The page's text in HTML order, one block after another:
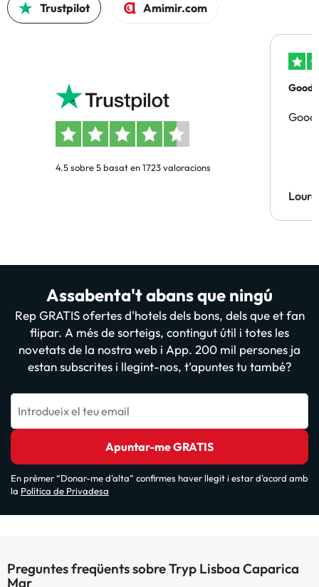
Trustpilot Amimir.com
4.5 sobre 5 basat en 1723 valoracions
Good
Good
Assabenta't abans que ningú
Rep GRATIS ofertes d'hotels dels bons, dels que et fan
flipar. A més de sorteigs, contingut útil i totes les
novetats de la nostra web i App. 200 mil persones ja
estan subscrites i llegint-nos, t'apuntes tu també?
Introdueix el teu email
Apuntar-me GRATIS
En prémer “Donar-me d'alta” confirmes haver llegit i estar d'acord amb
la Política de Privadesa
Preguntes freqüents sobre Tryp Lisboa Caparica
Mar